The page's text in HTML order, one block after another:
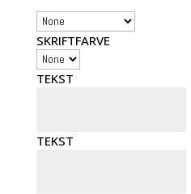
SKRIFTFARVE
TEKST
TEKST